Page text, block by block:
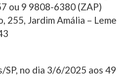
ou 9 9808-6380 (ZAP)
255, Jardim Amália – Leme
SP, no dia 3/6/2025 aos 49